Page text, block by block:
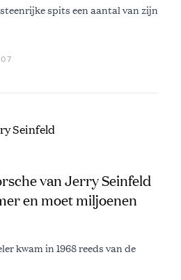
spits een aantal van zijn
van Jerry Seinfeld
en moet miljoenen
kwam in 1968 reeds van de